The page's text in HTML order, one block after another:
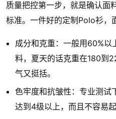
质量把控第一步，就是确认面
标准。一件好的定制Polo衫，
成分和克重：一般用60%
料，夏天的话克重在180到
气又挺括。
色牢度和抗皱性：专业测试
达到4级以上，而且不容易起